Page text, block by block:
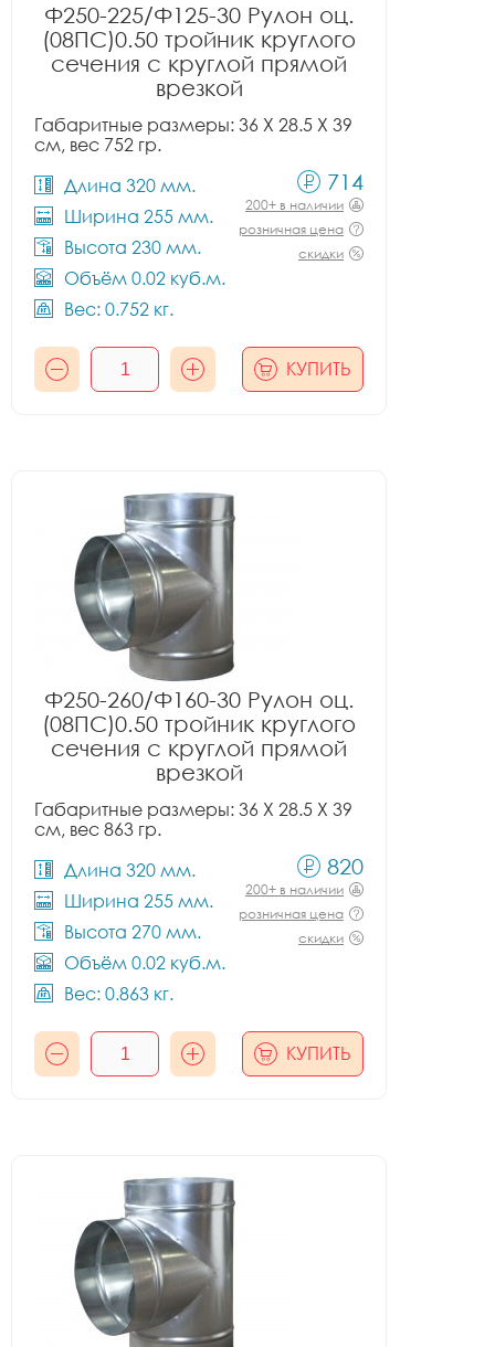
Ф250-225/Ф125-30 Рулон оц.
(08ПС)0.50 тройник круглого
сечения с круглой прямой
врезкой
Габаритные размеры: 36 X 28.5 X 39
см, вес 752 гр.
Длина 320 мм.
Ширина 255 мм.
Высота 230 мм.
Объём 0.02 куб.м.
Вес: 0.752 кг.
714
200+ в наличии
розничная цена
скидки
КУПИТЬ
Ф250-260/Ф160-30 Рулон оц.
(08ПС)0.50 тройник круглого
сечения с круглой прямой
врезкой
Габаритные размеры: 36 X 28.5 X 39
см, вес 863 гр.
Длина 320 мм.
Ширина 255 мм.
Высота 270 мм.
Объём 0.02 куб.м.
Вес: 0.863 кг.
820
200+ в наличии
розничная цена
скидки
КУПИТЬ